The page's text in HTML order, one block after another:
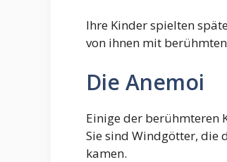
Ihre Kinder spielten
von ihnen mit
Die Anemoi
Einige der berühmteren
Sie sind Windgötter, die
kamen.